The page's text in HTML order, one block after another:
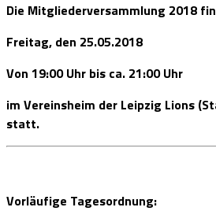
Die Mitgliederversammlung 2018
Freitag, den 25.05.2018
Von 19:00 Uhr bis ca. 21:00 Uhr
im Vereinsheim der Leipzig Lions
statt.
Vorläufige Tagesordnung: